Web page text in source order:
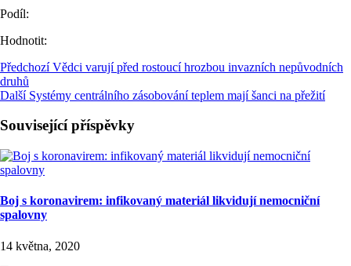
Podíl:
Hodnotit:
Předchozí Vědci varují před rostoucí hrozbou invazních nepůvodních
druhů
Další Systémy centrálního zásobování teplem mají šanci na přežití
Související příspěvky
Boj s koronavirem: infikovaný materiál likvidují nemocniční
spalovny
14 května, 2020